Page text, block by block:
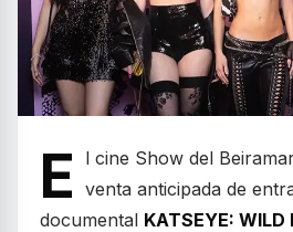
E
l cine Show del
venta anticipada de
documental KATSEYE: WILD